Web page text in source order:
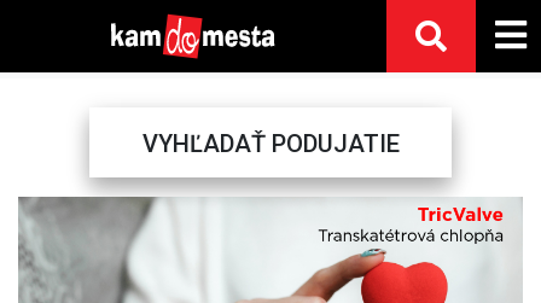
VYHĽADAŤ PODUJATIE